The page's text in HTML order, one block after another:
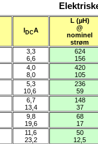
IDCA
L (µH)
@
nominel
strøm
3,3
6,6
624
156
4,0
8,0
420
105
5,3
10,6
236
59
6,7
13,4
148
37
9,8
19,6
68
17
11,6
23,2
50
12,5